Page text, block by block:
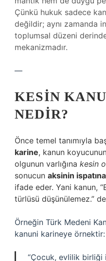
Çünkü hukuk sadece
değildir; aynı zamanda
toplumsal düzeni
mekanizmadır.
—
KESIN
NEDIR?
Önce temel tanımıyla
karine, kanun
olgunun varlığına kesin
sonucun aksinin
ifade eder. Yani kanun,
türlüsü düşünülemez.”
Örneğin Türk Medeni
kanuni karineye örnektir:
“Çocuk, evlilik birliği